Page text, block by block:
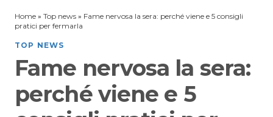
Home » Top news » Fame nervosa la sera: perché viene e 5 consigli
pratici per fermarla
TOP NEWS
Fame nervosa la sera:
perché viene e 5